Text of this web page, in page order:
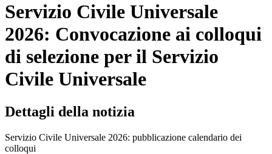
Servizio Civile Universale
2026: Convocazione ai colloqui
di selezione per il Servizio
Civile Universale
Dettagli della notizia
Servizio Civile Universale 2026: pubblicazione calendario dei
colloqui